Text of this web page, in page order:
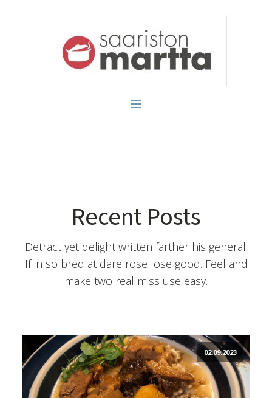
Recent Posts
Detract yet delight written farther his general.
If in so bred at dare rose lose good. Feel and
make two real miss use easy.
02.09.2023